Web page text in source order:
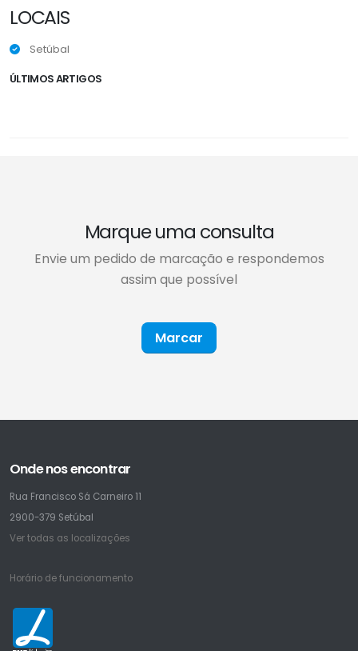
LOCAIS
Setúbal
ÚLTIMOS ARTIGOS
Marque uma consulta
Envie um pedido de marcação e respondemos
assim que possível
Marcar
Onde nos encontrar
Rua Francisco Sá Carneiro 11
2900-379 Setúbal
Ver todas as localizações
Horário de funcionamento